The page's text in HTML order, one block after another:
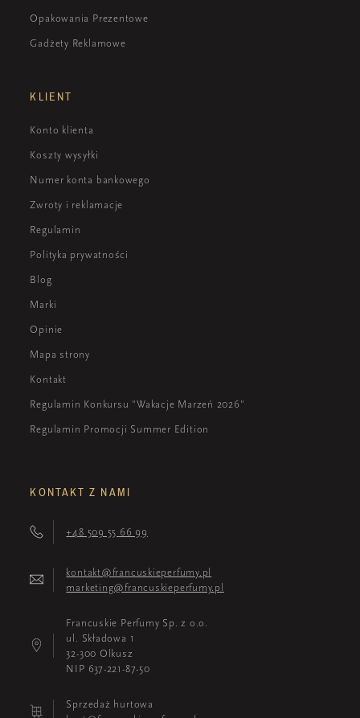
Opakowania Prezentowe
Gadżety Reklamowe
KLIENT
Konto klienta
Koszty wysyłki
Numer konta bankowego
Zwroty i reklamacje
Regulamin
Polityka prywatności
Blog
Marki
Opinie
Mapa strony
Kontakt
Regulamin Konkursu "Wakacje Marzeń 2026"
Regulamin Promocji Summer Edition
KONTAKT Z NAMI
+48 509 55 66 99
kontakt@francuskieperfumy.pl
marketing@francuskieperfumy.pl
Francuskie Perfumy Sp. z o.o.
ul. Składowa 1
32-300 Olkusz
NIP 637-221-87-50
Sprzedaż hurtowa